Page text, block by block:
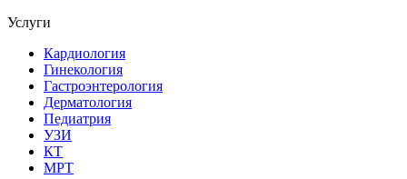
Услуги
Кардиология
Гинекология
Гастроэнтерология
Дерматология
Педиатрия
УЗИ
КТ
МРТ